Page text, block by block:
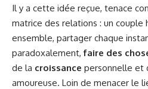
Il y a cette idée reçue, tenace
matrice des relations : un
ensemble, partager chaque
paradoxalement,faire des
de la croissance personnelle et
amoureuse. Loin de menacer le